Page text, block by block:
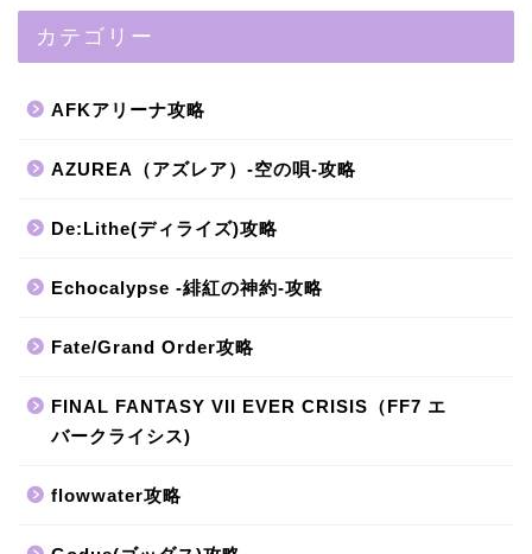
カテゴリー
AFKアリーナ攻略
AZUREA（アズレア）-空の唄-攻略
De:Lithe(ディライズ)攻略
Echocalypse -緋紅の神約-攻略
Fate/Grand Order攻略
FINAL FANTASY VII EVER CRISIS（FF7 エ
バークライシス)
flowwater攻略